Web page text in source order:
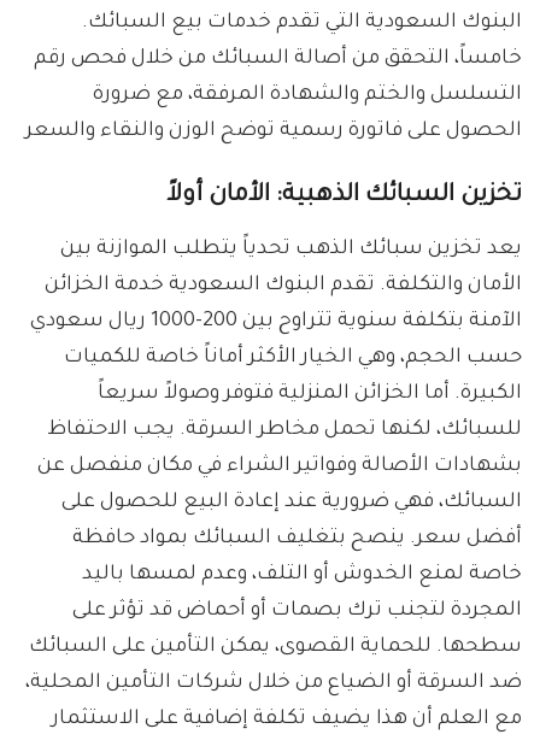
البنوك السعودية التي تقدم خدمات بيع السبائك.
خامساً، التحقق من أصالة السبائك من خلال فحص رقم
التسلسل والختم والشهادة المرفقة، مع ضرورة
الحصول على فاتورة رسمية توضح الوزن والنقاء والسعر
تخزين السبائك الذهبية: الأمان أولاً
يعد تخزين سبائك الذهب تحدياً يتطلب الموازنة بين
الأمان والتكلفة. تقدم البنوك السعودية خدمة الخزائن
الآمنة بتكلفة سنوية تتراوح بين 200-1000 ريال سعودي
حسب الحجم، وهي الخيار الأكثر أماناً خاصة للكميات
الكبيرة. أما الخزائن المنزلية فتوفر وصولاً سريعاً
للسبائك، لكنها تحمل مخاطر السرقة. يجب الاحتفاظ
بشهادات الأصالة وفواتير الشراء في مكان منفصل عن
السبائك، فهي ضرورية عند إعادة البيع للحصول على
أفضل سعر. ينصح بتغليف السبائك بمواد حافظة
خاصة لمنع الخدوش أو التلف، وعدم لمسها باليد
المجردة لتجنب ترك بصمات أو أحماض قد تؤثر على
سطحها. للحماية القصوى، يمكن التأمين على السبائك
ضد السرقة أو الضياع من خلال شركات التأمين المحلية،
مع العلم أن هذا يضيف تكلفة إضافية على الاستثمار